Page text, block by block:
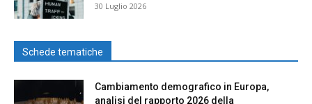
30 Luglio 2026
Schede tematiche
Cambiamento demografico in Europa,
analisi del rapporto 2026 della